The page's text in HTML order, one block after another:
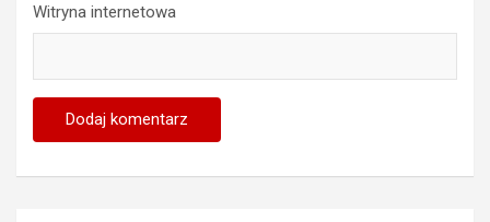
Witryna internetowa